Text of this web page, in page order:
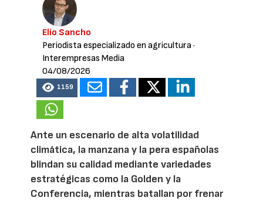
Elio Sancho
Periodista especializado en agricultura·
Interempresas Media
04/08/2026
1159
Ante un escenario de alta volatilidad
climática, la manzana y la pera españolas
blindan su calidad mediante variedades
estratégicas como la Golden y la
Conferencia, mientras batallan por frenar